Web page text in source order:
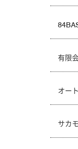
有限
オー
サカ